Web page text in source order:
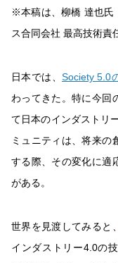
※本稿は、柳橋 達也氏
ス合同会社 最高技術責
日本では、 Society 5.0
わってきた。特に今回
て日本のインダストリ
ミュニティは、将来の
する際、その変化に適
がある。
世界を見渡してみると、
インダストリー4.0の